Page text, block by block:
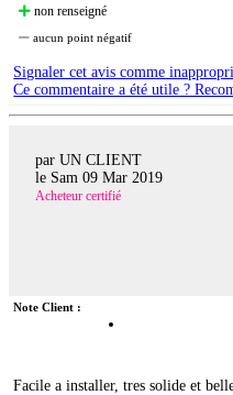
non renseigné
aucun point négatif
Signaler cet avis comme
Ce commentaire a été utile ?
par UN CLIENT
le Sam 09 Mar 2019
Acheteur certifié
Note Client :
Facile a installer, tres solide et